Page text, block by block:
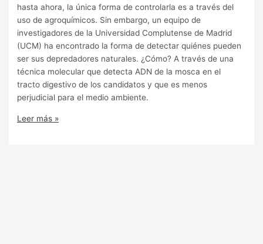
hasta ahora, la única forma de controlarla es a través del
uso de agroquímicos. Sin embargo, un equipo de
investigadores de la Universidad Complutense de Madrid
(UCM) ha encontrado la forma de detectar quiénes pueden
ser sus depredadores naturales. ¿Cómo? A través de una
técnica molecular que detecta ADN de la mosca en el
tracto digestivo de los candidatos y que es menos
perjudicial para el medio ambiente.
Leer más »